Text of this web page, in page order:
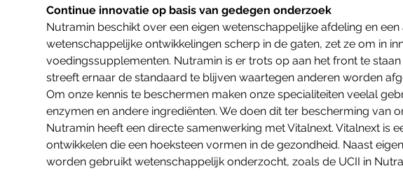
Continue innovatie op basis van gedegen onderzoek
Nutramin beschikt over een eigen wetenschappelijke afdeling en
wetenschappelijke ontwikkelingen scherp in de gaten, zet ze om in
voedingssupplementen. Nutramin is er trots op aan het front te
streeft ernaar de standaard te blijven waartegen anderen worden
Om onze kennis te beschermen maken onze specialiteiten veelal
enzymen en andere ingrediënten. We doen dit ter bescherming van
Nutramin heeft een directe samenwerking met Vitalnext. Vitalnext
ontwikkelen die een hoeksteen vormen in de gezondheid. Naast
worden gebruikt wetenschappelijk onderzocht, zoals de UCII in